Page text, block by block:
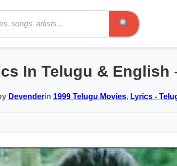
Search
In Telugu & English
Devenderin 1999 Telugu Movies, Lyrics -